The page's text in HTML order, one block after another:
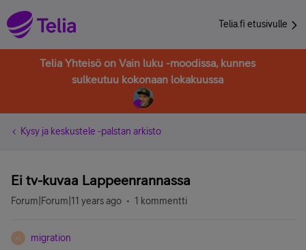
Telia.fi etusivulle
Telia Yhteisö on Vain luku -moodissa, kunnes
sulkeutuu kokonaan lokakuussa
Kysy ja keskustele -palstan arkisto
Ei tv-kuvaa Lappeenrannassa
Forum|Forum|11 years ago 1 kommentti
M migration